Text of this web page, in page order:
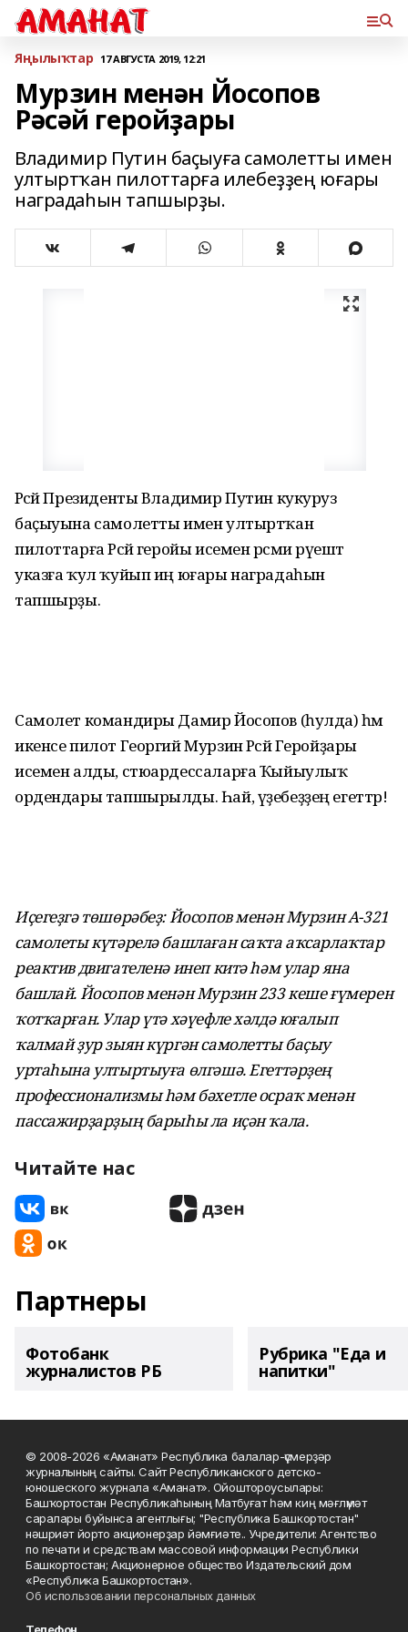
Яңылыҡтар 17 АВГУСТА 2019, 12:21
Мурзин менән Йосопов
Рәсәй геройҙары
Владимир Путин баҫыуға самолетты имен
ултыртҡан пилоттарға илебеҙҙең юғары
наградаһын тапшырҙы.
Рәсәй Президенты Владимир Путин кукуруз
баҫыуына самолетты имен ултыртҡан
пилоттарға Рәсәй геройы исемен рәсми рәүештә
указға ҡул ҡуйып иң юғары наградаһын
тапшырҙы.
Самолет командиры Дамир Йосопов (һулда) һәм
икенсе пилот Георгий Мурзин Рәсәй Геройҙары
исемен алды, стюардессаларға Ҡыйыулыҡ
ордендары тапшырылды. Һай, үҙебеҙҙең егеттәр!
Иҫегеҙгә төшөрәбеҙ: Йосопов менән Мурзин А-321
самолеты күтәрелә башлаған саҡта аҡсарлаҡтар
реактив двигателенә инеп китә һәм улар яна
башлай. Йосопов менән Мурзин233 кеше ғүмерен
ҡотҡарған. Улар үтә хәүефле хәлдә юғалып
ҡалмай ҙур зыян күргән самолетты баҫыу
уртаһына ултыртыуға өлгәшә. Егеттәрҙең
профессионализмы һәм бәхетле осраҡ менән
пассажирҙарҙың барыһы ла иҫән ҡала.
Читайте нас
Партнеры
Фотобанк
журналистов РБ
Рубрика "Еда и
напитки"
© 2008-2026 «Аманат» Республика балалар-үҫмерҙәр
журналының сайты. Сайт Республиканского детско-
юношеского журнала «Аманат». Ойоштороусылары:
Башҡортостан Республикаһының Матбуғат һәм киң мәғлүмәт
саралары буйынса агентлығы; "Республика Башкортостан"
нәшриәт йорто акционерҙар йәмғиәте.. Учредители: Агентство
по печати и средствам массовой информации Республики
Башкортостан; Акционерное общество Издательский дом
«Республика Башкортостан».
Об использовании персональных данных